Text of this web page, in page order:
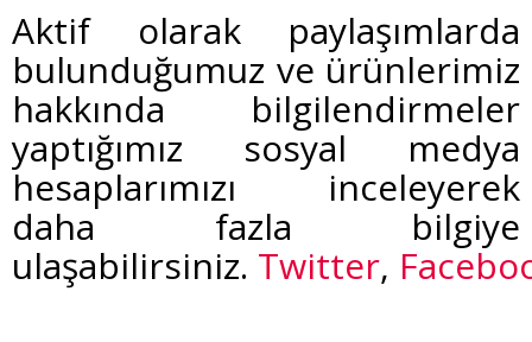
Aktif olarak paylaşımlarda
bulunduğumuz ve ürünlerimiz
hakkında bilgilendirmeler
yaptığımız sosyal medya
hesaplarımızı inceleyerek
daha fazla bilgiye
ulaşabilirsiniz. Twitter,